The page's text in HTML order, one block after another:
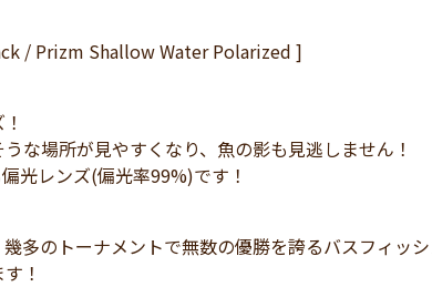
/ Prizm Shallow Water Polarized ]
な場所が見やすくなり、魚の影も見逃しません！
光レンズ(偏光率99%)です！
多のトーナメントで無数の優勝を誇るバスフィッ
！